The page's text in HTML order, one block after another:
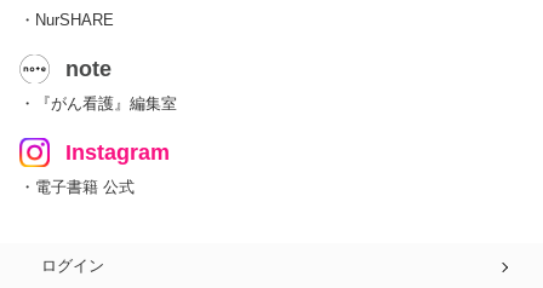
・NurSHARE
note
・『がん看護』編集室
Instagram
・電子書籍 公式
ログイン